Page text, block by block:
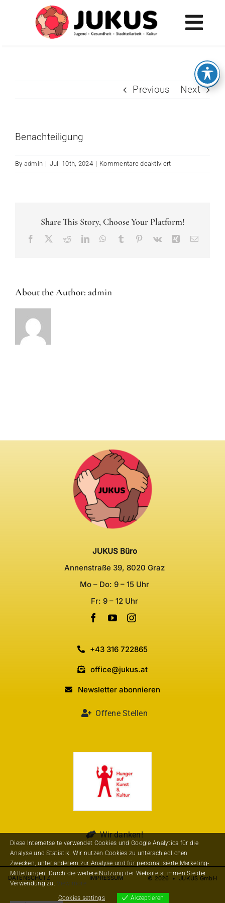
MENÜ
Previous Next
Benachteiligung
By admin | Juli 10th, 2024 | Kommentare deaktiviertfür
Share This Story, Choose Your Platform!
Facebook RedditLinkedInWhatsApp
Tumblr Pinterest
Vk XingEmail
About the Author: admin
JUKUS Büro
Annenstraße 39, 8020 Graz
Mo – Do: 9 – 15 Uhr
Fr: 9 – 12 Uhr
+43 316 722865
office@jukus.at
Newsletter abonnieren
Offene Stellen
Wir danken!
DATENSCHUTZ IMPRESSUM © 2026 • JUKUS GmbH
Diese Internetseite verwendet Cookies und Google Analytics für die
Analyse und Statistik. Wir nutzen Cookies zu unterschiedlichen
Zwecken, unter anderem zur Analyse und für personalisierte Marketing-
Mitteilungen. Durch die weitere Nutzung der Website stimmen Sie der
Verwendung zu.View more
Cookies settings Akzeptieren